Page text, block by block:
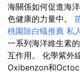
海關係如何促進海
色健康的力量中。
桃園除白蟻推薦 私
一系列海洋維生素
互作用。 化學紫外
Oxibenzon和